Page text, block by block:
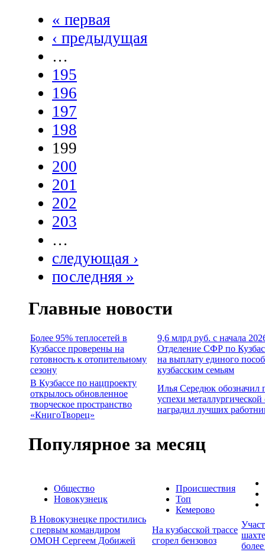
« первая
‹ предыдущая
…
195
196
197
198
199
200
201
202
203
…
следующая ›
последняя »
Главные новости
Более 95% теплосетей в
Кузбассе проверены на
готовность к отопительному
сезону
9,6 млрд руб. с начала
Отделение СФР по
на выплату единого
кузбасским семьям
В Кузбассе по нацпроекту
открылось обновленное
творческое пространство
«КнигоТворец»
Илья Середюк обозначил
успехи металлургической
наградил лучших
Популярное за месяц
Общество
Новокузнецк
В Новокузнецке простились
с первым командиром
ОМОН Сергеем Добижей
Происшествия
Топ
Кемерово
На кузбасской трассе
сгорел бензовоз